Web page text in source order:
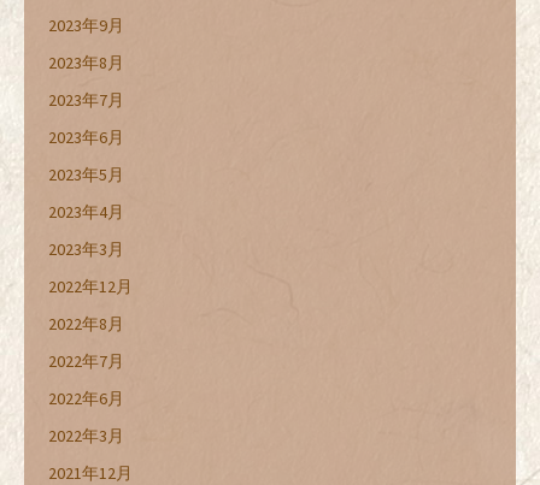
2023年9月
2023年8月
2023年7月
2023年6月
2023年5月
2023年4月
2023年3月
2022年12月
2022年8月
2022年7月
2022年6月
2022年3月
2021年12月